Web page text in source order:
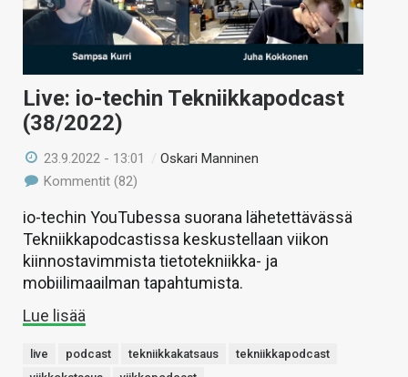
Live: io-techin Tekniikkapodcast
(38/2022)
23.9.2022 - 13:01 /Oskari Manninen
Kommentit (82)
io-techin YouTubessa suorana lähetettävässä
Tekniikkapodcastissa keskustellaan viikon
kiinnostavimmista tietotekniikka- ja
mobiilimaailman tapahtumista.
Lue lisää
live podcast tekniikkakatsaus
tekniikkapodcast